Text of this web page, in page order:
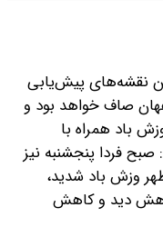
نقشه‌های پیش‌یابی
صاف خواهد بود و
باد همراه با
صبح فردا پنجشنبه نیز
وزش باد شدید،
دید و کاهش